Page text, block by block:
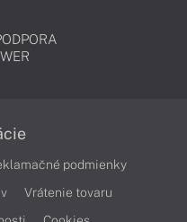
podmienky
Vrátenie tovaru